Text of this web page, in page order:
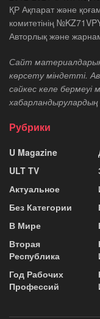
ҚР Ақпарат және
комитетінің
Авторлық және
Сайт
көрсету міндетті.
сәйкес келе
Рубрики
U Magazine
ULT TV
Актуальное
Без Категории
В Мире
Вторая
Республика
Год Рабочих
Профессий